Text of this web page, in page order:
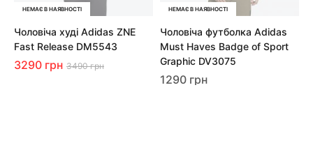
НЕМАЄ В НАЯВНОСТІ
Чоловіча худі Adidas ZNE
Fast Release DM5543
3290 грн 3490 грн
НЕМАЄ В НАЯВНОСТІ
Чоловіча футболка Adidas
Must Haves Badge of Sport
Graphic DV3075
1290 грн